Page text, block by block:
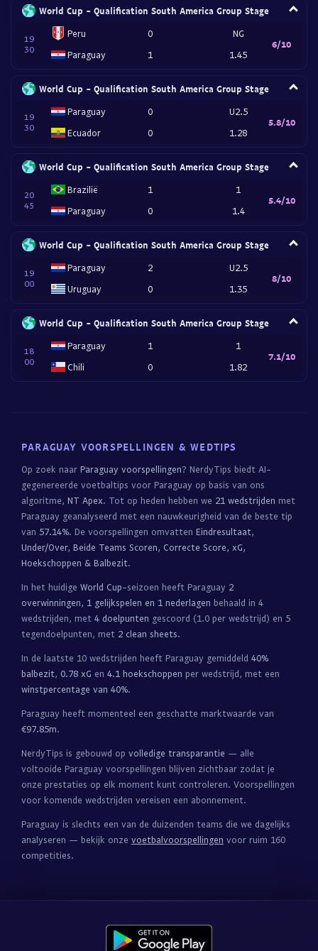
World Cup - Qualification South America Group Stage
19
30
Peru
Paraguay
0
1
NG
1.45
6/10
World Cup - Qualification South America Group Stage
19
30
Paraguay
Ecuador
0
0
U2.5
1.28
5.8/10
World Cup - Qualification South America Group Stage
20
45
Brazilië
Paraguay
1
0
1
1.4
5.4/10
World Cup - Qualification South America Group Stage
19
00
Paraguay
Uruguay
2
0
U2.5
1.35
8/10
World Cup - Qualification South America Group Stage
18
00
Paraguay
Chili
1
0
1
1.82
7.1/10
PARAGUAY VOORSPELLINGEN & WEDTIPS
Op zoek naar Paraguay voorspellingen? NerdyTips biedt AI-
gegenereerde voetbaltips voor Paraguay op basis van ons
algoritme, NT Apex. Tot op heden hebben we 21 wedstrijden met
Paraguay geanalyseerd met een nauwkeurigheid van de beste tip
van 57.14%. De voorspellingen omvatten Eindresultaat,
Under/Over, Beide Teams Scoren, Correcte Score, xG,
Hoekschoppen & Balbezit.
In het huidige World Cup-seizoen heeft Paraguay 2
overwinningen, 1 gelijkspelen en 1 nederlagen behaald in 4
wedstrijden, met 4 doelpunten gescoord (1.0 per wedstrijd) en 5
tegendoelpunten, met 2 clean sheets.
In de laatste 10 wedstrijden heeft Paraguay gemiddeld 40%
balbezit, 0.78 xG en 4.1 hoekschoppen per wedstrijd, met een
winstpercentage van 40%.
Paraguay heeft momenteel een geschatte marktwaarde van
€97.85m.
NerdyTips is gebouwd op volledige transparantie — alle
voltooide Paraguay voorspellingen blijven zichtbaar zodat je
onze prestaties op elk moment kunt controleren. Voorspellingen
voor komende wedstrijden vereisen een abonnement.
Paraguay is slechts een van de duizenden teams die we dagelijks
analyseren — bekijk onze voetbalvoorspellingen voor ruim 160
competities.